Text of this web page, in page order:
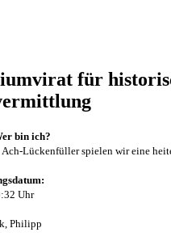
für
bin ich?
Ach-Lückenfüller spielen wir eine
Uhr
Philipp